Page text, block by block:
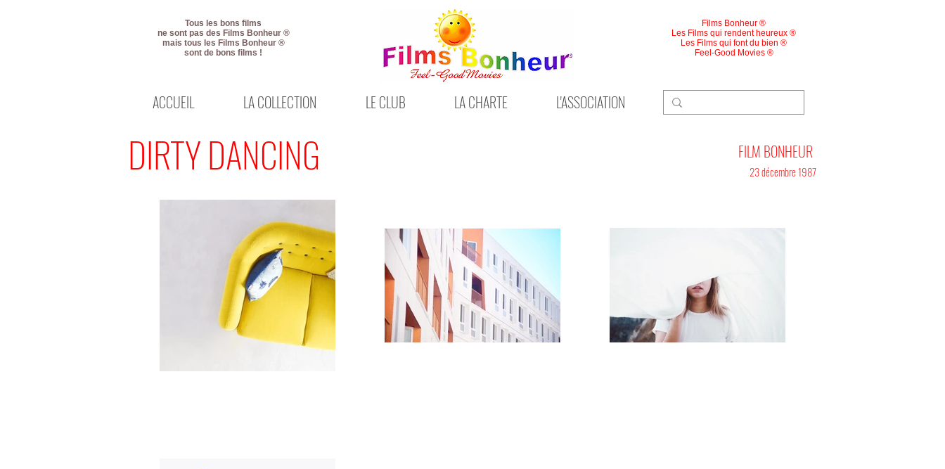
Tous les bons films
ne sont pas des Films Bonheur ®
mais tous les Films Bonheur ®
sont de bons films !
ACCUEIL LA COLLECTION LE CLUB LA CHARTE L'ASSOCIATION
Films Bonheur ®
Les Films qui rendent heureux ®
Les Films qui font du bien ®
Feel-Good Movies ®
DIRTY DANCING FILM BONHEUR
23 décembre 1987